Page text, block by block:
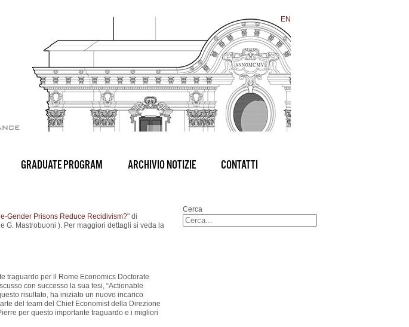
EN
GRADUATE PROGRAM ARCHIVIO NOTIZIE CONTATTI
Gender Prisons Reduce Recidivism?" di
G. Mastrobuoni ). Per maggiori dettagli si veda la
traguardo per il Rome Economics Doctorate
con successo la sua tesi, “Actionable
risultato, ha iniziato un nuovo incarico
del team del Chief Economist della Direzione
per questo importante traguardo e i migliori
Cerca